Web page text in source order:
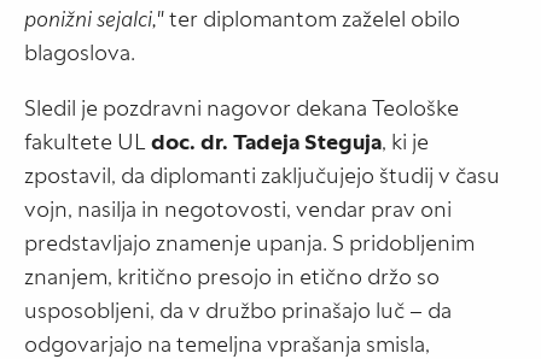
ponižni sejalci,"ter diplomantom zaželel obilo
blagoslova.
Sledil je pozdravni nagovor dekana Teološke
fakultete ULdoc. dr. Tadeja Steguja, ki je
zpostavil, da diplomanti zaključujejo študij v času
vojn, nasilja in negotovosti, vendar prav oni
predstavljajo znamenje upanja. S pridobljenim
znanjem, kritično presojo in etično držo so
usposobljeni, da v družbo prinašajo luč – da
odgovarjajo na temeljna vprašanja smisla,